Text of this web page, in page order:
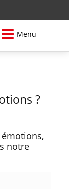
Menu
?
notre